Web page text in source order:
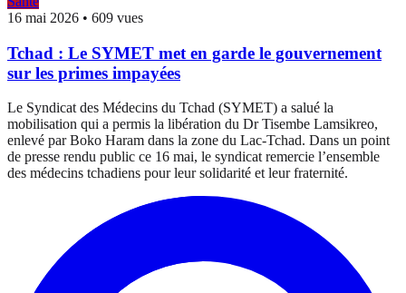
16 mai 2026 • 609 vues
Tchad : Le SYMET met en garde le gouvernement
sur les primes impayées
Le Syndicat des Médecins du Tchad (SYMET) a salué la
mobilisation qui a permis la libération du Dr Tisembe Lamsikreo,
enlevé par Boko Haram dans la zone du Lac-Tchad. Dans un point
de presse rendu public ce 16 mai, le syndicat remercie l’ensemble
des médecins tchadiens pour leur solidarité et leur fraternité.